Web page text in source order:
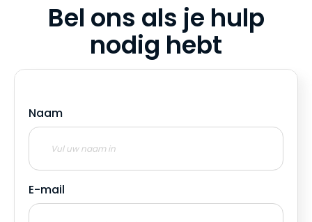
Bel ons als je hulp
nodig hebt
Naam
E-mail